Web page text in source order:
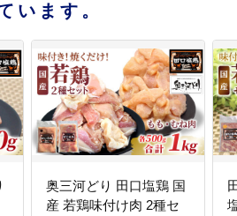
います。
奥三河どり 田口塩鶏 国
産 若鶏味付け肉 2種セ